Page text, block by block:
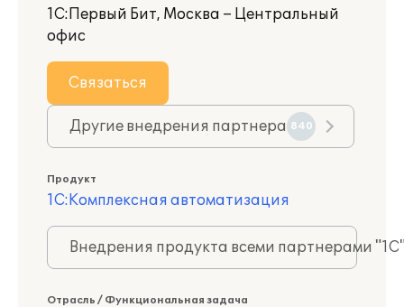
1С:Первый Бит, Москва – Центральный
офис
Связаться
Другие внедрения партнера 840
Продукт
1С:Комплексная автоматизация
Внедрения продукта всеми партнерами
Отрасль / Функциональная задача